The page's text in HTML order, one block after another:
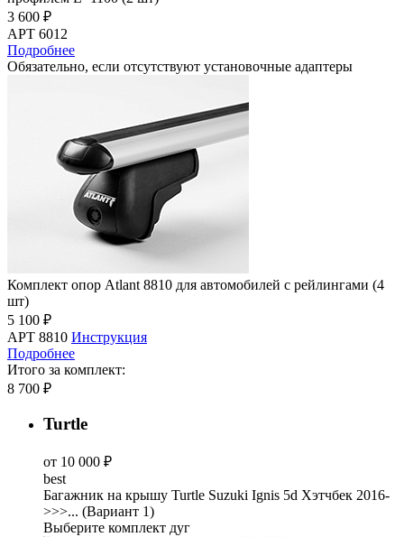
3 600 ₽
АРТ 6012
Подробнее
Обязательно, если отсутствуют установочные адаптеры
Комплект опор Atlant 8810 для автомобилей с рейлингами (4
шт)
5 100 ₽
АРТ 8810 Инструкция
Подробнее
Итого за комплект:
8 700 ₽
Turtle
от 10 000 ₽
best
Багажник на крышу Turtle Suzuki Ignis 5d Хэтчбек 2016-
>>>... (Вариант 1)
Выберите комплект дуг